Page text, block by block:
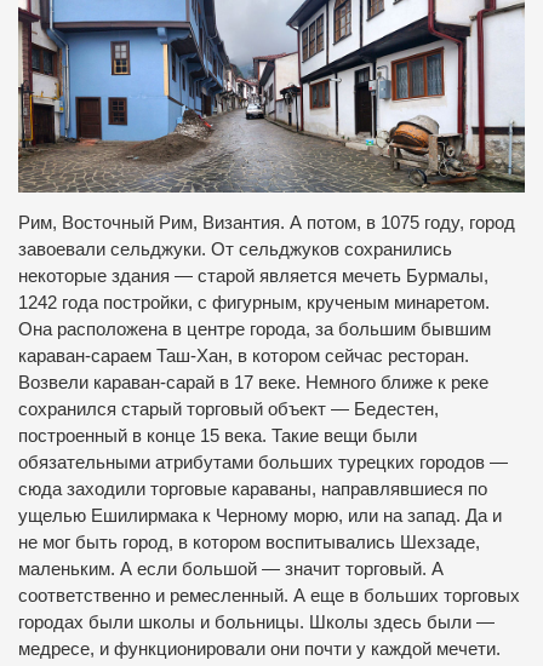
Рим, Восточный Рим, Византия. А потом, в 1075 году, город
завоевали сельджуки. От сельджуков сохранились
некоторые здания — старой является мечеть Бурмалы,
1242 года постройки, с фигурным, крученым минаретом.
Она расположена в центре города, за большим бывшим
караван-сараем Таш-Хан, в котором сейчас ресторан.
Возвели караван-сарай в 17 веке. Немного ближе к реке
сохранился старый торговый объект — Бедестен,
построенный в конце 15 века. Такие вещи были
обязательными атрибутами больших турецких городов —
сюда заходили торговые караваны, направлявшиеся по
ущелью Ешилирмака к Черному морю, или на запад. Да и
не мог быть город, в котором воспитывались Шехзаде,
маленьким. А если большой — значит торговый. А
соответственно и ремесленный. А еще в больших торговых
городах были школы и больницы. Школы здесь были —
медресе, и функционировали они почти у каждой мечети.